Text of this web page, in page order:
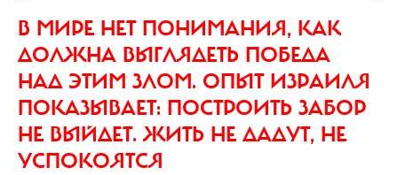
В МИРЕ НЕТ ПОНИМАНИЯ, КАК
ДОЛЖНА ВЫГЛЯДЕТЬ ПОБЕДА
НАД ЭТИМ ЗЛОМ. ОПЫТ ИЗРАИЛЯ
ПОКАЗЫВАЕТ: ПОСТРОИТЬ ЗАБОР
НЕ ВЫЙДЕТ. ЖИТЬ НЕ ДАДУТ, НЕ
УСПОКОЯТСЯ